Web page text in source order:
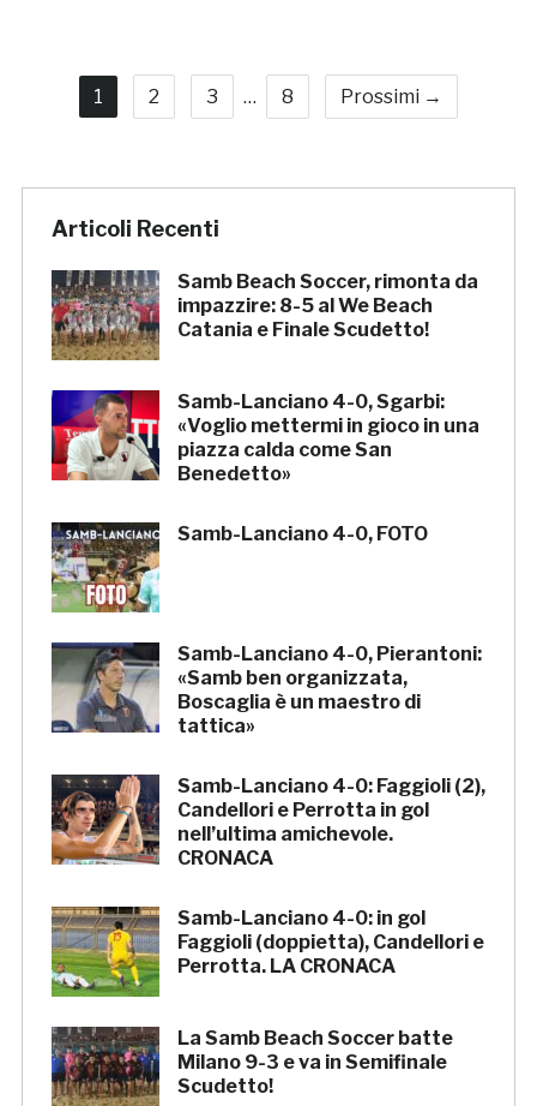
1 2 3 … 8 Prossimi →
Articoli Recenti
Samb Beach Soccer, rimonta da
impazzire: 8-5 al We Beach
Catania e Finale Scudetto!
Samb-Lanciano 4-0, Sgarbi:
«Voglio mettermi in gioco in una
piazza calda come San
Benedetto»
Samb-Lanciano 4-0, FOTO
Samb-Lanciano 4-0, Pierantoni:
«Samb ben organizzata,
Boscaglia è un maestro di
tattica»
Samb-Lanciano 4-0: Faggioli (2),
Candellori e Perrotta in gol
nell’ultima amichevole.
CRONACA
Samb-Lanciano 4-0: in gol
Faggioli (doppietta), Candellori e
Perrotta. LA CRONACA
La Samb Beach Soccer batte
Milano 9-3 e va in Semifinale
Scudetto!